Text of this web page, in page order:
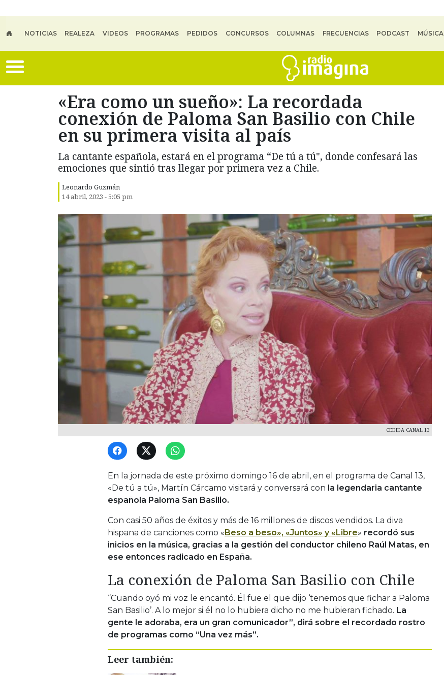
NOTICIAS REALEZA VIDEOS PROGRAMAS PEDIDOS CONCURSOS COLUMNAS FRECUENCIAS PODCAST MÚSICA
«Era como un sueño»: La recordada
conexión de Paloma San Basilio con Chile
en su primera visita al país
La cantante española, estará en el programa “De tú a tú", donde confesará las
emociones que sintió tras llegar por primera vez a Chile.
Leonardo Guzmán
14 abril, 2023 - 5:05 pm
CEDIDA CANAL 13
En la jornada de este próximo domingo 16 de abril, en el programa de Canal 13,
«De tú a tú», Martín Cárcamo visitará y conversará con la legendaria cantante
española Paloma San Basilio.
Con casi 50 años de éxitos y más de 16 millones de discos vendidos. La diva
hispana de canciones como «Beso a beso», «Juntos» y «Libre» recordó sus
inicios en la música, gracias a la gestión del conductor chileno Raúl Matas, en
ese entonces radicado en España.
La conexión de Paloma San Basilio con Chile
“Cuando oyó mi voz le encantó. Él fue el que dijo ‘tenemos que fichar a Paloma
San Basilio’. A lo mejor si él no lo hubiera dicho no me hubieran fichado. La
gente le adoraba, era un gran comunicador”, dirá sobre el recordado rostro
de programas como “Una vez más”.
Leer también: